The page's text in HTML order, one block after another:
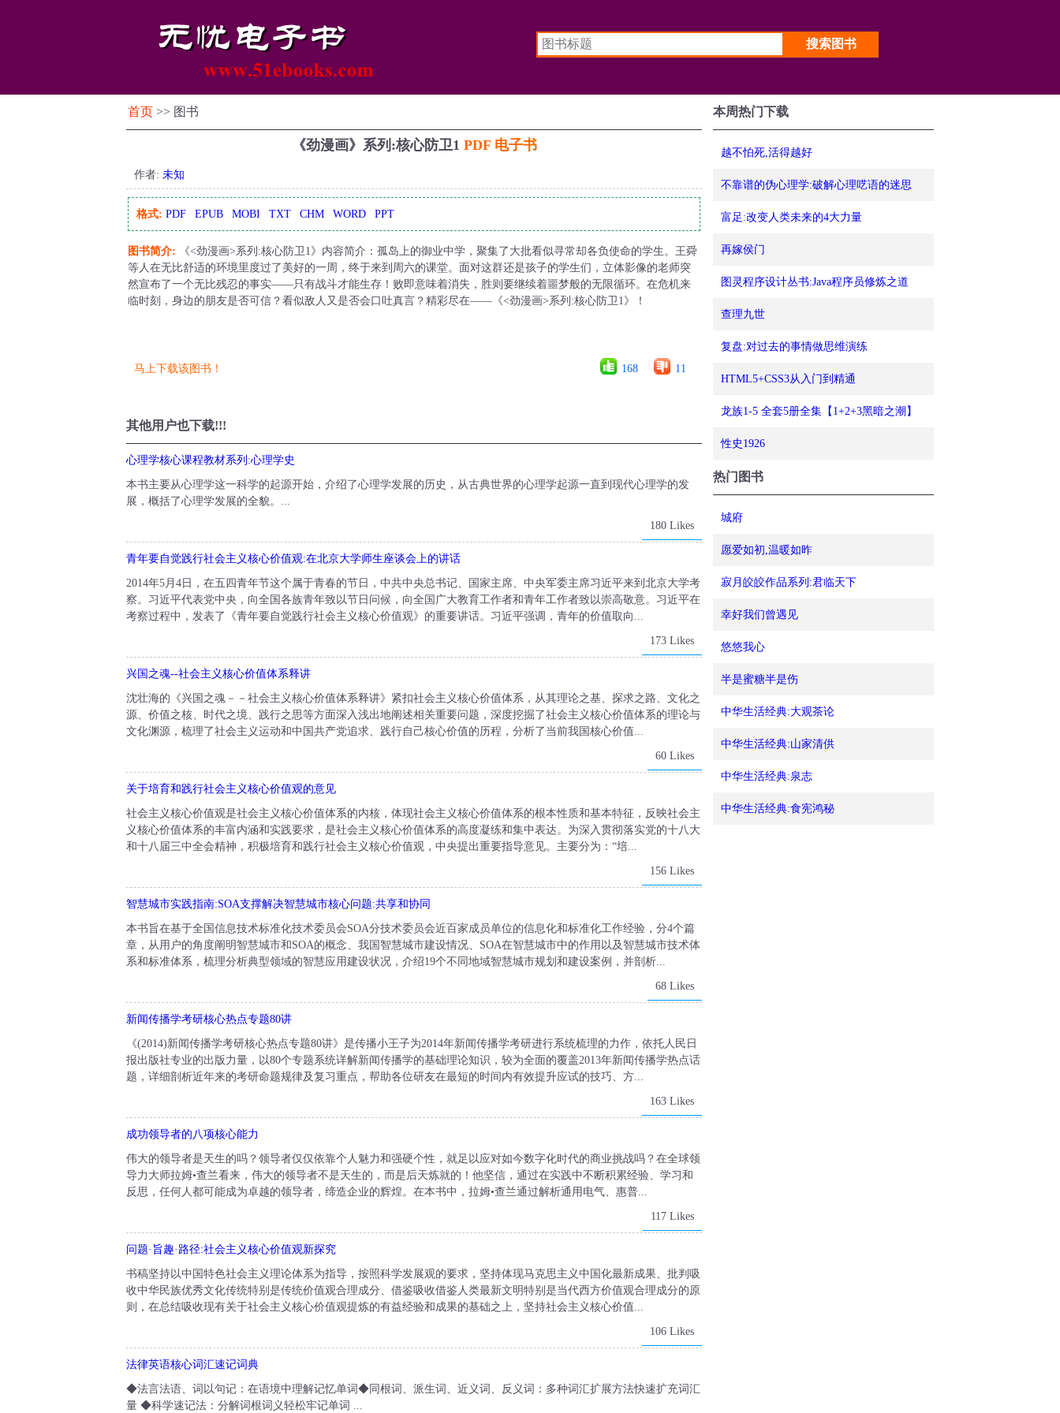
首页 >> 图书
《劲漫画》系列:核心防卫1 PDF 电子书
作者: 未知
格式: PDF EPUB MOBI TXT CHM WORD PPT
图书简介: 《<劲漫画>系列:核心防卫1》内容简介：孤岛上的御业中学，聚集了大批看似寻常却各负使命的学生。王舜
等人在无比舒适的环境里度过了美好的一周，终于来到周六的课堂。面对这群还是孩子的学生们，立体影像的老师突
然宣布了一个无比残忍的事实——只有战斗才能生存！败即意味着消失，胜则要继续着噩梦般的无限循环。在危机来
临时刻，身边的朋友是否可信？看似敌人又是否会口吐真言？精彩尽在——《<劲漫画>系列:核心防卫1》！
马上下载该图书！ 168 11
其他用户也下载!!!
心理学核心课程教材系列:心理学史
本书主要从心理学这一科学的起源开始，介绍了心理学发展的历史，从古典世界的心理学起源一直到现代心理学的发
展，概括了心理学发展的全貌。...
180 Likes
青年要自觉践行社会主义核心价值观:在北京大学师生座谈会上的讲话
2014年5月4日，在五四青年节这个属于青春的节日，中共中央总书记、国家主席、中央军委主席习近平来到北京大学考
察。习近平代表党中央，向全国各族青年致以节日问候，向全国广大教育工作者和青年工作者致以崇高敬意。习近平在
考察过程中，发表了《青年要自觉践行社会主义核心价值观》的重要讲话。习近平强调，青年的价值取向...
173 Likes
兴国之魂--社会主义核心价值体系释讲
沈壮海的《兴国之魂－－社会主义核心价值体系释讲》紧扣社会主义核心价值体系，从其理论之基、探求之路、文化之
源、价值之核、时代之境、践行之思等方面深入浅出地阐述相关重要问题，深度挖掘了社会主义核心价值体系的理论与
文化渊源，梳理了社会主义运动和中国共产党追求、践行自己核心价值的历程，分析了当前我国核心价值...
60 Likes
关于培育和践行社会主义核心价值观的意见
社会主义核心价值观是社会主义核心价值体系的内核，体现社会主义核心价值体系的根本性质和基本特征，反映社会主
义核心价值体系的丰富内涵和实践要求，是社会主义核心价值体系的高度凝练和集中表达。为深入贯彻落实党的十八大
和十八届三中全会精神，积极培育和践行社会主义核心价值观，中央提出重要指导意见。主要分为：“培...
156 Likes
智慧城市实践指南:SOA支撑解决智慧城市核心问题:共享和协同
本书旨在基于全国信息技术标准化技术委员会SOA分技术委员会近百家成员单位的信息化和标准化工作经验，分4个篇
章，从用户的角度阐明智慧城市和SOA的概念、我国智慧城市建设情况、SOA在智慧城市中的作用以及智慧城市技术体
系和标准体系，梳理分析典型领域的智慧应用建设状况，介绍19个不同地域智慧城市规划和建设案例，并剖析...
68 Likes
新闻传播学考研核心热点专题80讲
《(2014)新闻传播学考研核心热点专题80讲》是传播小王子为2014年新闻传播学考研进行系统梳理的力作，依托人民日
报出版社专业的出版力量，以80个专题系统详解新闻传播学的基础理论知识，较为全面的覆盖2013年新闻传播学热点话
题，详细剖析近年来的考研命题规律及复习重点，帮助各位研友在最短的时间内有效提升应试的技巧、方...
163 Likes
成功领导者的八项核心能力
伟大的领导者是天生的吗？领导者仅仅依靠个人魅力和强硬个性，就足以应对如今数字化时代的商业挑战吗？在全球领
导力大师拉姆•查兰看来，伟大的领导者不是天生的，而是后天炼就的！他坚信，通过在实践中不断积累经验、学习和
反思，任何人都可能成为卓越的领导者，缔造企业的辉煌。在本书中，拉姆•查兰通过解析通用电气、惠普...
117 Likes
问题·旨趣·路径:社会主义核心价值观新探究
书稿坚持以中国特色社会主义理论体系为指导，按照科学发展观的要求，坚持体现马克思主义中国化最新成果、批判吸
收中华民族优秀文化传统特别是传统价值观合理成分、借鉴吸收借鉴人类最新文明特别是当代西方价值观合理成分的原
则，在总结吸收现有关于社会主义核心价值观提炼的有益经验和成果的基础之上，坚持社会主义核心价值...
106 Likes
法律英语核心词汇速记词典
◆法言法语、词以句记：在语境中理解记忆单词◆同根词、派生词、近义词、反义词：多种词汇扩展方法快速扩充词汇
量 ◆科学速记法：分解词根词义轻松牢记单词 ...
本周热门下载
越不怕死,活得越好
不靠谱的伪心理学:破解心理呓语的迷思
富足:改变人类未来的4大力量
再嫁侯门
图灵程序设计丛书:Java程序员修炼之道
查理九世
复盘:对过去的事情做思维演练
HTML5+CSS3从入门到精通
龙族1-5 全套5册全集【1+2+3黑暗之潮】
性史1926
热门图书
城府
愿爱如初,温暖如昨
寂月皎皎作品系列:君临天下
幸好我们曾遇见
悠悠我心
半是蜜糖半是伤
中华生活经典:大观茶论
中华生活经典:山家清供
中华生活经典:泉志
中华生活经典:食宪鸿秘